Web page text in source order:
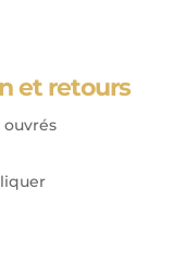
et retours
ouvrés